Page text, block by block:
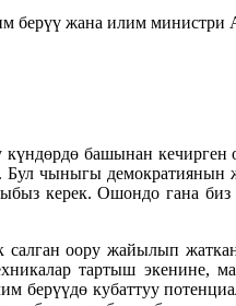
берүү жана илим министри
башынан
чыныгы
керек. Ошондо гана биз
оору жайылып
тартыш экенине,
кубаттуу